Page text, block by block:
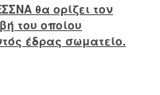
θα ορίζει τον
του οποίου
έδρας σωματείο.